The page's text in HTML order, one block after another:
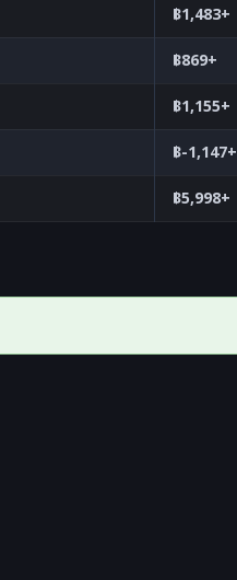
฿1,483+
฿869+
฿1,155+
฿-1,147+
฿5,998+